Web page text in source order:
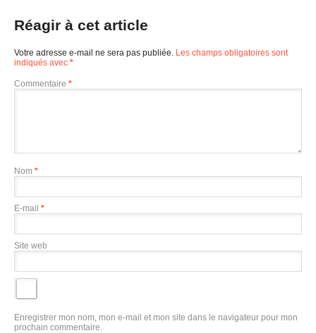
Réagir à cet article
Votre adresse e-mail ne sera pas publiée. Les champs obligatoires sont
indiqués avec *
Commentaire *
Nom *
E-mail *
Site web
Enregistrer mon nom, mon e-mail et mon site dans le navigateur pour mon
prochain commentaire.